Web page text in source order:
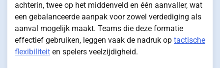
achterin, twee op het middenveld en één aanvaller, wat
een gebalanceerde aanpak voor zowel verdediging als
aanval mogelijk maakt. Teams die deze formatie
effectief gebruiken, leggen vaak de nadruk op tactische
flexibiliteit en spelers veelzijdigheid.